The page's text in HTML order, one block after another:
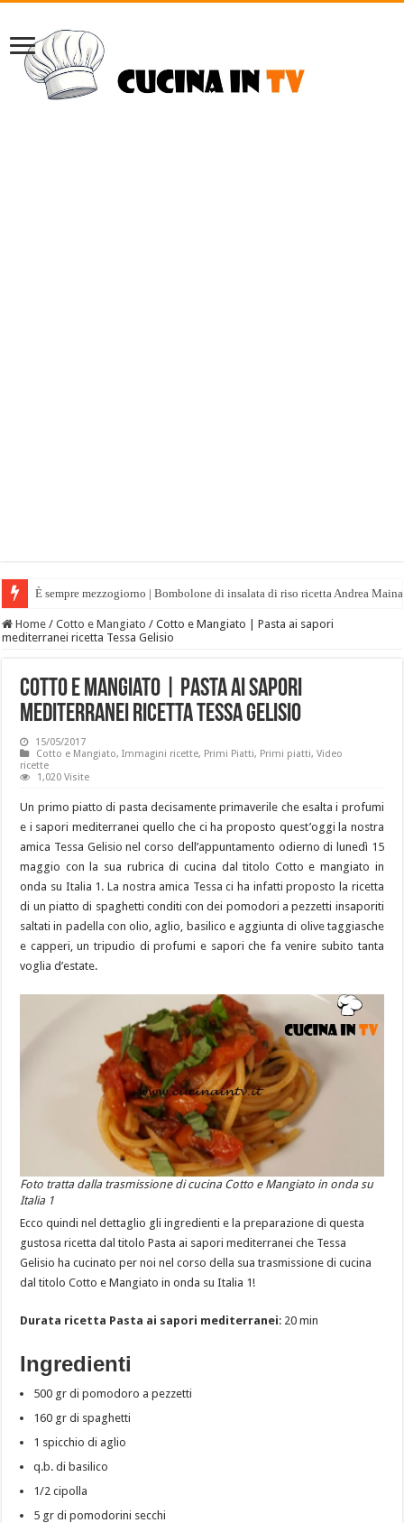
È sempre mezzogiorno | Bombolone di insalata di riso ricetta Andrea
Home / Cotto e Mangiato / Cotto e Mangiato | Pasta ai sapori
mediterranei ricetta Tessa Gelisio
Cotto e Mangiato | Pasta ai sapori
mediterranei ricetta Tessa Gelisio
15/05/2017
Cotto e Mangiato,Immagini ricette, Primi Piatti, Primi piatti,Video
ricette
1,020 Visite
Un primo piatto di pasta decisamente primaverile che esalta i profumi
e i sapori mediterranei quello che ci ha proposto quest’oggi la nostra
amica Tessa Gelisio nel corso dell’appuntamento odierno di lunedì 15
maggio con la sua rubrica di cucina dal titolo Cotto e mangiato in
onda su Italia 1. La nostra amica Tessa ci ha infatti proposto la ricetta
di un piatto di spaghetti conditi con dei pomodori a pezzetti insaporiti
saltati in padella con olio, aglio, basilico e aggiunta di olive taggiasche
e capperi, un tripudio di profumi e sapori che fa venire subito tanta
voglia d’estate.
Foto tratta dalla trasmissione di cucina Cotto e Mangiato in onda su
Italia 1
Ecco quindi nel dettaglio gli ingredienti e la preparazione di questa
gustosa ricetta dal titolo Pasta ai sapori mediterranei che Tessa
Gelisio ha cucinato per noi nel corso della sua trasmissione di cucina
dal titolo Cotto e Mangiato in onda su Italia 1!
Durata ricetta Pasta ai sapori mediterranei: 20 min
Ingredienti
500 gr di pomodoro a pezzetti
160 gr di spaghetti
1 spicchio di aglio
q.b. di basilico
1/2 cipolla
5 gr di pomodorini secchi